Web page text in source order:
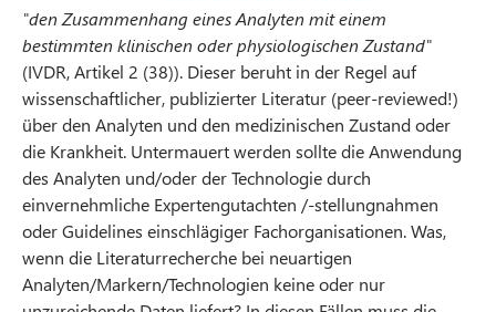
"den Zusammenhang eines Analyten mit einem
bestimmten klinischen oder physiologischen Zustand"
(IVDR, Artikel 2 (38)). Dieser beruht in der Regel auf
wissenschaftlicher, publizierter Literatur (peer-reviewed!)
über den Analyten und den medizinischen Zustand oder
die Krankheit. Untermauert werden sollte die Anwendung
des Analyten und/oder der Technologie durch
einvernehmliche Expertengutachten /-stellungnahmen
oder Guidelines einschlägiger Fachorganisationen. Was,
wenn die Literaturrecherche bei neuartigen
Analyten/Markern/Technologien keine oder nur